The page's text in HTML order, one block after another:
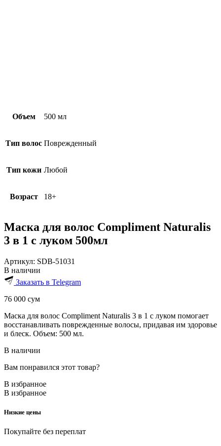
Объем 500 мл
Тип волос Поврежденный
Тип кожи Любой
Возраст 18+
Маска для волос Compliment Naturalis
3 в 1 с луком 500мл
Артикул: SDB-51031
В наличии
Заказать в Telegram
76 000 сум
Маска для волос Compliment Naturalis 3 в 1 с луком помогает
восстанавливать поврежденные волосы, придавая им здоровье
и блеск. Объем: 500 мл.
В наличии
Вам понравился этот товар?
В избранное
В избранное
Низкие цены
Покупайте без переплат